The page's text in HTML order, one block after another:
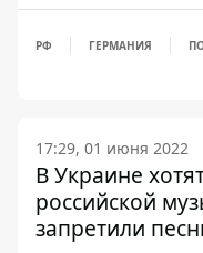
РФ ГЕРМАНИЯ
17:29, 01 июня 2022
В Украине
российской
запретили